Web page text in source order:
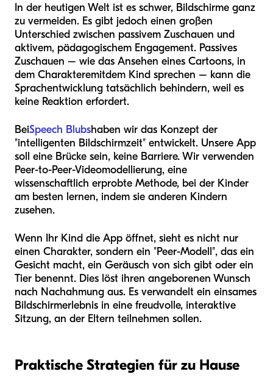
In der heutigen Welt ist es schwer, Bildschirme ganz
zu vermeiden. Es gibt jedoch einen großen
Unterschied zwischen passivem Zuschauen und
aktivem, pädagogischem Engagement. Passives
Zuschauen – wie das Ansehen eines Cartoons, in
dem Charakteremitdem Kind sprechen – kann die
Sprachentwicklung tatsächlich behindern, weil es
keine Reaktion erfordert.
BeiSpeech Blubshaben wir das Konzept der
"intelligenten Bildschirmzeit" entwickelt. Unsere App
soll eine Brücke sein, keine Barriere. Wir verwenden
Peer-to-Peer-Videomodellierung, eine
wissenschaftlich erprobte Methode, bei der Kinder
am besten lernen, indem sie anderen Kindern
zusehen.
Wenn Ihr Kind die App öffnet, sieht es nicht nur
einen Charakter, sondern ein "Peer-Modell", das ein
Gesicht macht, ein Geräusch von sich gibt oder ein
Tier benennt. Dies löst ihren angeborenen Wunsch
nach Nachahmung aus. Es verwandelt ein einsames
Bildschirmerlebnis in eine freudvolle, interaktive
Sitzung, an der Eltern teilnehmen sollen.
Praktische Strategien für zu Hause